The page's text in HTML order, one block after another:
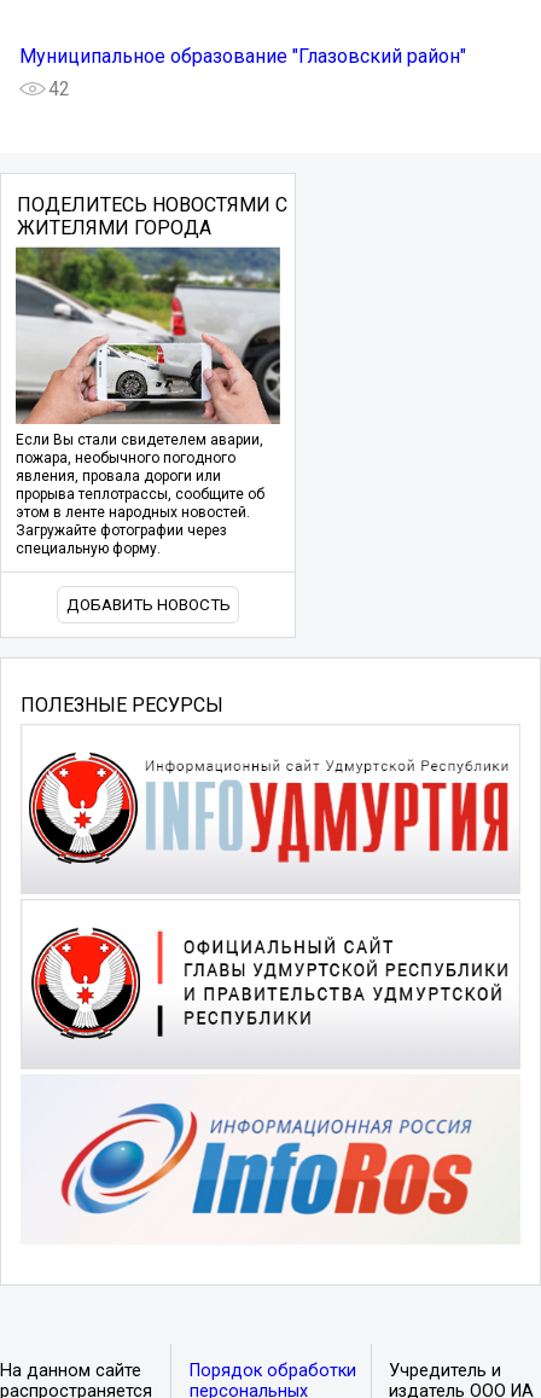
Муниципальное образование "Глазовский район"
42
ПОДЕЛИТЕСЬ НОВОСТЯМИ С
ЖИТЕЛЯМИ ГОРОДА
Если Вы стали свидетелем аварии,
пожара, необычного погодного
явления, провала дороги или
прорыва теплотрассы, сообщите об
этом в ленте народных новостей.
Загружайте фотографии через
специальную форму.
ДОБАВИТЬ НОВОСТЬ
ПОЛЕЗНЫЕ РЕСУРСЫ
На данном сайте
распространяется
Порядок обработки
персональных
Учредитель и
издатель ООО ИА